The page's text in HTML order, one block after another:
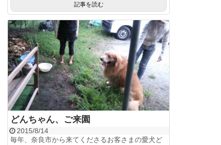
記事を読む
どんちゃん、ご来園
2015/8/14
毎年、奈良市から来てくださるお客さまの愛犬ど